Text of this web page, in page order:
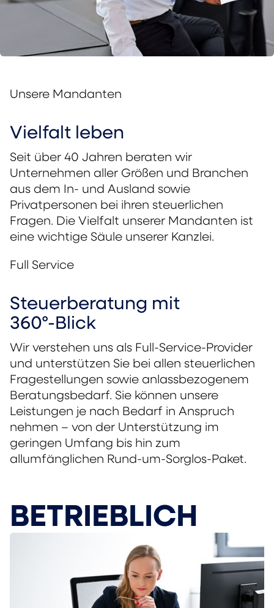
Unsere Mandanten
Vielfalt leben
Seit über 40 Jahren beraten wir
Unternehmen aller Größen und Branchen
aus dem In- und Ausland sowie
Privatpersonen bei ihren steuerlichen
Fragen. Die Vielfalt unserer Mandanten ist
eine wichtige Säule unserer Kanzlei.
Full Service
Steuerberatung mit
360°-Blick
Wir verstehen uns als Full-Service-Provider
und unterstützen Sie bei allen steuerlichen
Fragestellungen sowie anlassbezogenem
Beratungsbedarf. Sie können unsere
Leistungen je nach Bedarf in Anspruch
nehmen – von der Unterstützung im
geringen Umfang bis hin zum
allumfänglichen Rund-um-Sorglos-Paket.
BETRIEBLICH